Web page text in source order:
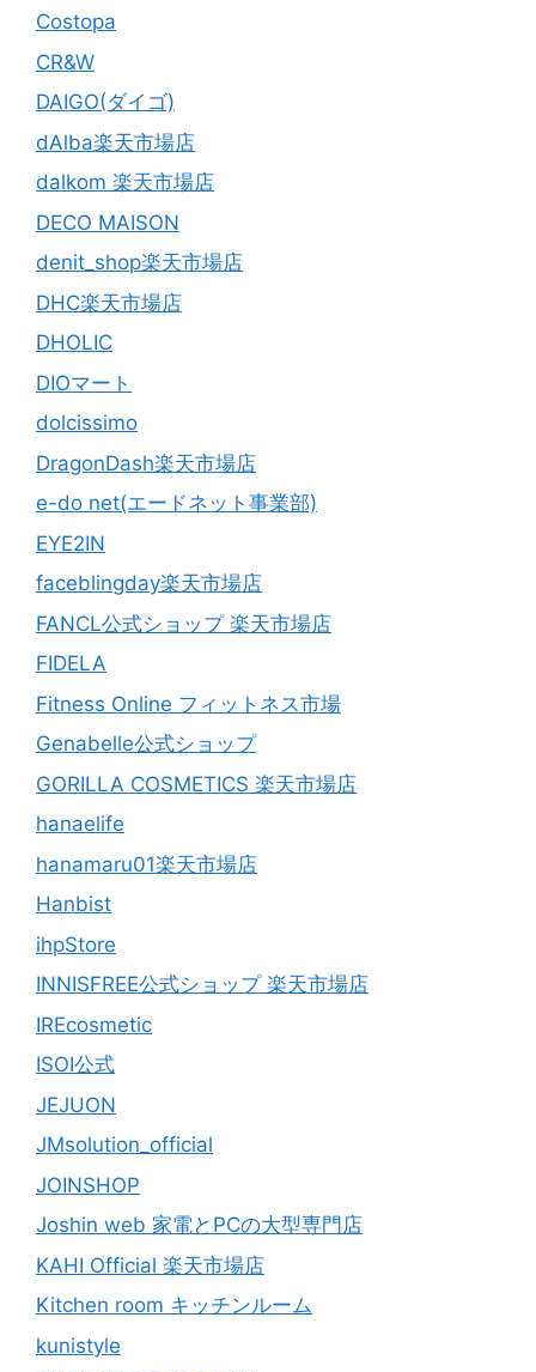
Costopa
CR&W
DAIGO(ダイゴ)
dAlba楽天市場店
dalkom 楽天市場店
DECO MAISON
denit_shop楽天市場店
DHC楽天市場店
DHOLIC
DIOマート
dolcissimo
DragonDash楽天市場店
e-do net(エードネット事業部)
EYE2IN
faceblingday楽天市場店
FANCL公式ショップ 楽天市場店
FIDELA
Fitness Online フィットネス市場
Genabelle公式ショップ
GORILLA COSMETICS 楽天市場店
hanaelife
hanamaru01楽天市場店
Hanbist
ihpStore
INNISFREE公式ショップ 楽天市場店
IREcosmetic
ISOI公式
JEJUON
JMsolution_official
JOINSHOP
Joshin web 家電とPCの大型専門店
KAHI Official 楽天市場店
Kitchen room キッチンルーム
kunistyle